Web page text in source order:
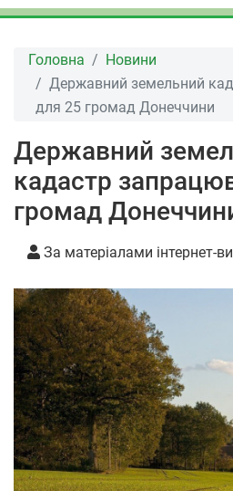
Головна
Новини
Державний земельний
для 25 громад Донеччини
Державний
кадастр
громад
За матеріалами інтернет-